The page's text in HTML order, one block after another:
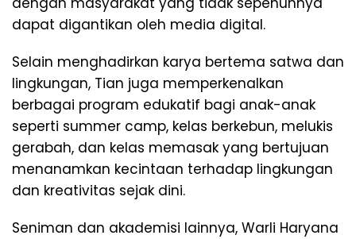
dapat digantikan oleh media digital.
Selain menghadirkan karya bertema satwa dan
lingkungan, Tian juga memperkenalkan
berbagai program edukatif bagi anak-anak
seperti summer camp, kelas berkebun, melukis
gerabah, dan kelas memasak yang bertujuan
menanamkan kecintaan terhadap lingkungan
dan kreativitas sejak dini.
Seniman dan akademisi lainnya, Warli Haryana